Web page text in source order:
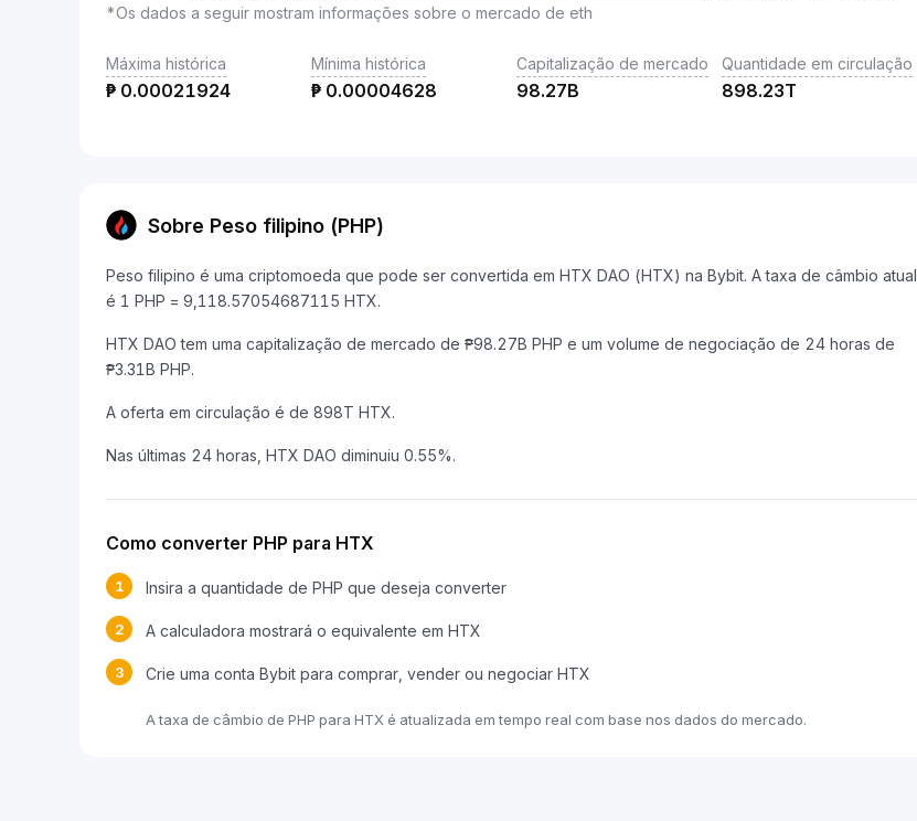
*Os dados a seguir mostram informações sobre o mercado de eth
Máxima histórica
₱ 0.00021924
Mínima histórica
₱ 0.00004628
Capitalização de mercado
98.27B
Quantidade em circulação
898.23T
Sobre Peso filipino (PHP)
Peso filipino é uma criptomoeda que pode ser convertida em HTX DAO (HTX) na Bybit. A taxa de câmbio atual
é 1 PHP = 9,118.57054687115 HTX.
HTX DAO tem uma capitalização de mercado de ₱98.27B PHP e um volume de negociação de 24 horas de
₱3.31B PHP.
A oferta em circulação é de 898T HTX.
Nas últimas 24 horas, HTX DAO diminuiu 0.55%.
Como converter PHP para HTX
1 Insira a quantidade de PHP que deseja converter
2 A calculadora mostrará o equivalente em HTX
3 Crie uma conta Bybit para comprar, vender ou negociar HTX
A taxa de câmbio de PHP para HTX é atualizada em tempo real com base nos dados do mercado.